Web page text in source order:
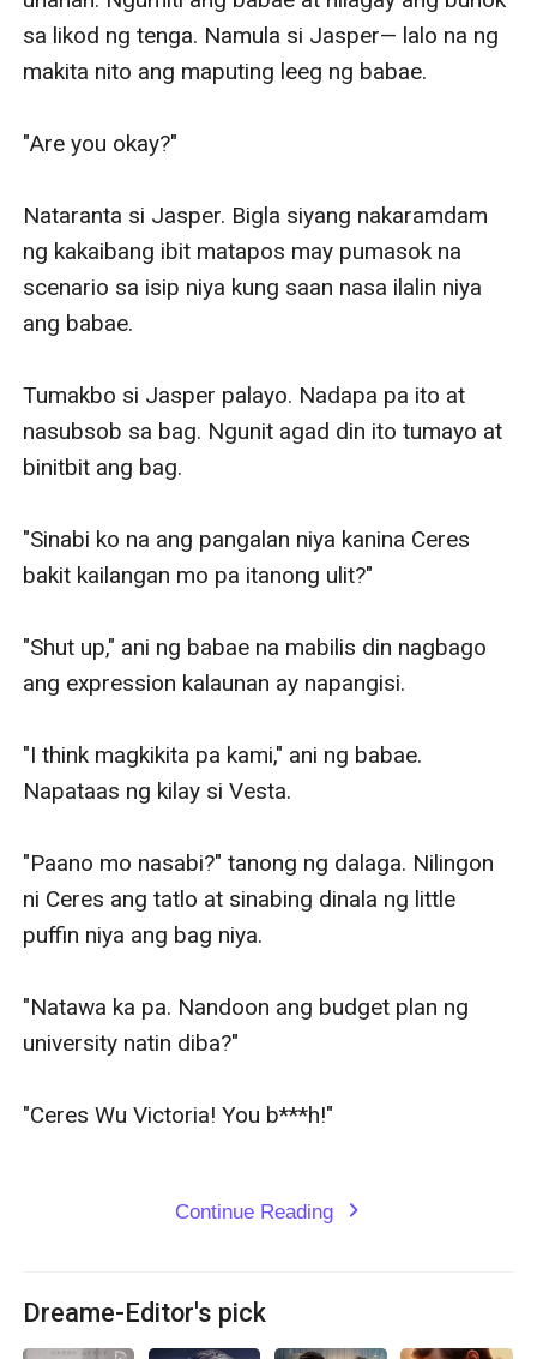
sa likod ng tenga. Namula si Jasper— lalo na ng
makita nito ang maputing leeg ng babae.
"Are you okay?"
Nataranta si Jasper. Bigla siyang nakaramdam
ng kakaibang ibit matapos may pumasok na
scenario sa isip niya kung saan nasa ilalin niya
ang babae.
Tumakbo si Jasper palayo. Nadapa pa ito at
nasubsob sa bag. Ngunit agad din ito tumayo at
binitbit ang bag.
"Sinabi ko na ang pangalan niya kanina Ceres
bakit kailangan mo pa itanong ulit?"
"Shut up," ani ng babae na mabilis din nagbago
ang expression kalaunan ay napangisi.
"I think magkikita pa kami," ani ng babae.
Napataas ng kilay si Vesta.
"Paano mo nasabi?" tanong ng dalaga. Nilingon
ni Ceres ang tatlo at sinabing dinala ng little
puffin niya ang bag niya.
"Natawa ka pa. Nandoon ang budget plan ng
university natin diba?"
"Ceres Wu Victoria! You b***h!"
Continue Reading expand_more
Dreame-Editor's pick